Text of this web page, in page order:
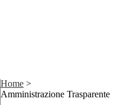
Home >
Amministrazione Trasparente